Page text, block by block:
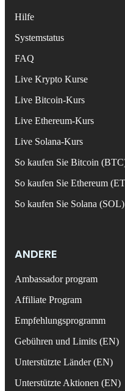
Hilfe
Systemstatus
FAQ
Live Krypto Kurse
Live Bitcoin-Kurs
Live Ethereum-Kurs
Live Solana-Kurs
So kaufen Sie Bitcoin
So kaufen Sie Ethereum
So kaufen Sie Solana (SOL)
ANDERE
Ambassador program
Affiliate Program
Empfehlungsprogramm
Gebühren und Limits (EN)
Unterstützte Länder (EN)
Unterstützte Aktionen (EN)